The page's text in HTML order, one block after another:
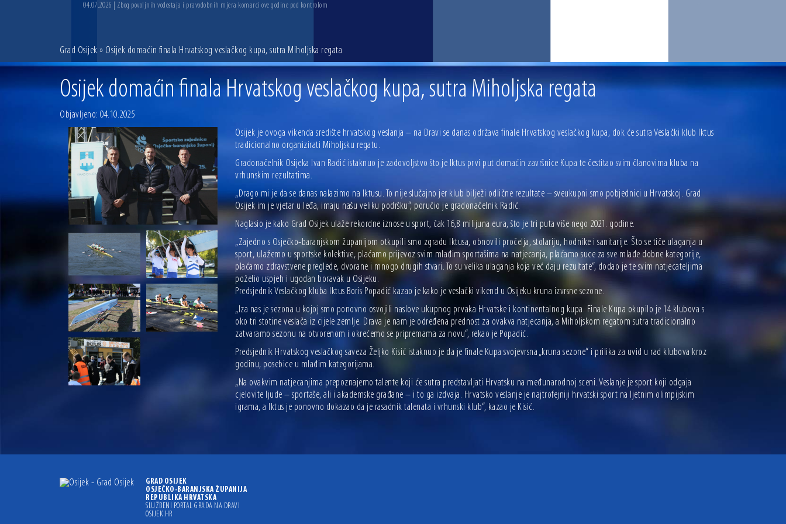
04.07.2026 | Zbog povoljnih vodostaja i pravodobnih mjera komarci ove godine pod kontrolom
Grad Osijek » Osijek domaćin finala Hrvatskog veslačkog kupa, sutra Miholjska regata
Osijek domaćin finala Hrvatskog veslačkog kupa, sutra Miholjska regata
Objavljeno: 04.10.2025
Osijek je ovoga vikenda središte hrvatskog veslanja – na Dravi se danas održava finale Hrvatskog veslačkog kupa, dok će sutra Veslački klub Iktus
tradicionalno organizirati Miholjsku regatu.
Gradonačelnik Osijeka Ivan Radić istaknuo je zadovoljstvo što je Iktus prvi put domaćin završnice Kupa te čestitao svim članovima kluba na
vrhunskim rezultatima.
„Drago mi je da se danas nalazimo na Iktusu. To nije slučajno jer klub bilježi odlične rezultate – sveukupni smo pobjednici u Hrvatskoj. Grad
Osijek im je vjetar u leđa, imaju našu veliku podršku“, poručio je gradonačelnik Radić.
Naglasio je kako Grad Osijek ulaže rekordne iznose u sport, čak 16,8 milijuna eura, što je tri puta više nego 2021. godine.
„Zajedno s Osječko-baranjskom županijom otkupili smo zgradu Iktusa, obnovili pročelja, stolariju, hodnike i sanitarije. Što se tiče ulaganja u
sport, ulažemo u sportske kolektive, plaćamo prijevoz svim mlađim sportašima na natjecanja, plaćamo suce za sve mlađe dobne kategorije,
plaćamo zdravstvene preglede, dvorane i mnogo drugih stvari. To su velika ulaganja koja već daju rezultate“, dodao je te svim natjecateljima
poželio uspjeh i ugodan boravak u Osijeku.
Predsjednik Veslačkog kluba Iktus Boris Popadić kazao je kako je veslački vikend u Osijeku kruna izvrsne sezone.
„Iza nas je sezona u kojoj smo ponovno osvojili naslove ukupnog prvaka Hrvatske i kontinentalnog kupa. Finale Kupa okupilo je 14 klubova s
oko tri stotine veslača iz cijele zemlje. Drava je nam je određena prednost za ovakva natjecanja, a Miholjskom regatom sutra tradicionalno
zatvaramo sezonu na otvorenom i okrećemo se pripremama za novu“, rekao je Popadić.
Predsjednik Hrvatskog veslačkog saveza Željko Kisić istaknuo je da je finale Kupa svojevrsna „kruna sezone“ i prilika za uvid u rad klubova kroz
godinu, posebice u mlađim kategorijama.
„Na ovakvim natjecanjima prepoznajemo talente koji će sutra predstavljati Hrvatsku na međunarodnoj sceni. Veslanje je sport koji odgaja
cjelovite ljude – sportaše, ali i akademske građane – i to ga izdvaja. Hrvatsko veslanje je najtrofejniji hrvatski sport na ljetnim olimpijskim
igrama, a Iktus je ponovno dokazao da je rasadnik talenata i vrhunski klub“, kazao je Kisić.
GRAD OSIJEK
OSJEČKO-BARANJSKA ŽUPANIJA
REPUBLIKA HRVATSKA
SLUŽBENI PORTAL GRADA NA DRAVI
OSIJEK.HR